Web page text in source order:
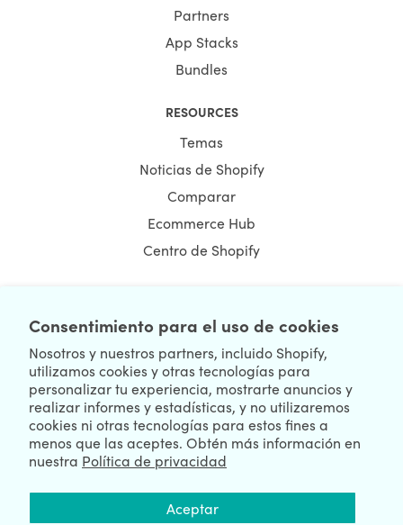
Consentimiento para el uso de cookies
Nosotros y nuestros partners, incluido Shopify,
utilizamos cookies y otras tecnologías para
personalizar tu experiencia, mostrarte anuncios y
realizar informes y estadísticas, y no utilizaremos
cookies ni otras tecnologías para estos fines a
menos que las aceptes. Obtén más información en
nuestra Política de privacidad
Aceptar
Partners
App Stacks
Bundles
RESOURCES
Temas
Noticias de Shopify
Comparar
Ecommerce Hub
Centro de Shopify
August 07, 2026 © HulkApps.com. All Rights Reserved.
We're Worldwide
NEWSLETTER